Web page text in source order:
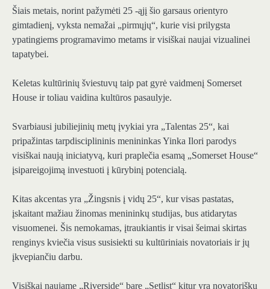
Šiais metais, norint pažymėti 25 -ąjį šio garsaus orientyro
gimtadienį, vyksta nemažai „pirmųjų“, kurie visi prilygsta
ypatingiems programavimo metams ir visiškai naujai vizualinei
tapatybei.
Keletas kultūrinių šviestuvų taip pat gyrė vaidmenį Somerset
House ir toliau vaidina kultūros pasaulyje.
Svarbiausi jubiliejinių metų įvykiai yra „Talentas 25“, kai
pripažintas tarpdisciplininis menininkas Yinka Ilori parodys
visiškai naują iniciatyvą, kuri praplečia esamą „Somerset House“
įsipareigojimą investuoti į kūrybinį potencialą.
Kitas akcentas yra „Žingsnis į vidų 25“, kur visas pastatas,
įskaitant mažiau žinomas menininkų studijas, bus atidarytas
visuomenei. Šis nemokamas, įtraukiantis ir visai šeimai skirtas
renginys kviečia visus susisiekti su kultūriniais novatoriais ir jų
įkvepiančiu darbu.
Visiškai naujame „Riverside“ bare „Setlist“ kitur yra novatoriškų